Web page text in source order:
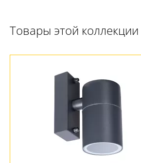
Товары этой коллекции